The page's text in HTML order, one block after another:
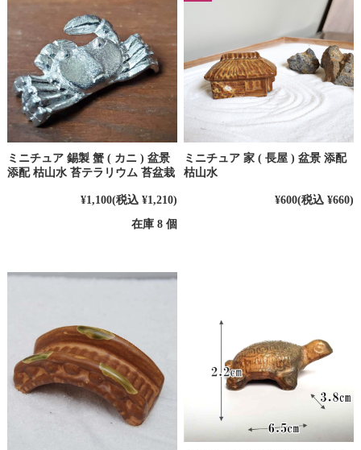
ミニチュア 錫製 蟹 ( カニ ) 盆景
添配 枯山水 苔テラリウム 苔盆栽
¥1,100(税込 ¥1,210)
在庫 8 個
ミニチュア 家 ( 長屋 ) 盆景 添配
枯山水
¥600(税込 ¥660)